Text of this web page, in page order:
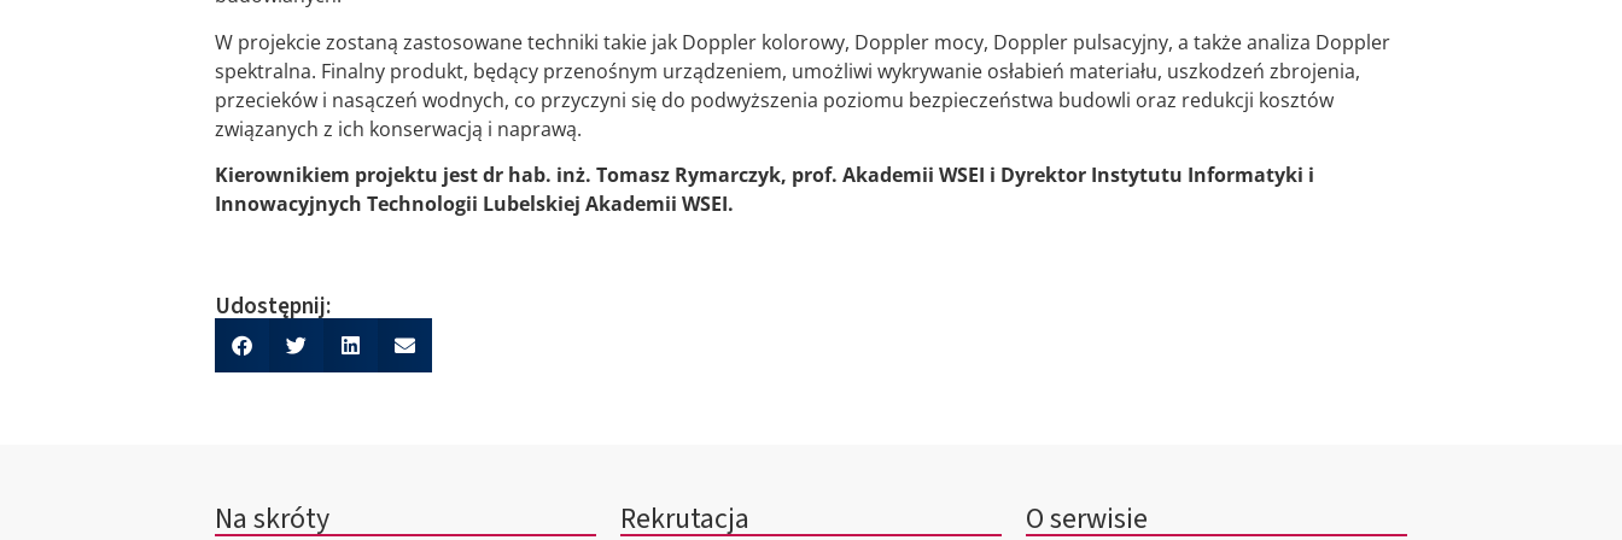
W projekcie zostaną zastosowane techniki takie jak Doppler kolorowy, Doppler mocy, Doppler pulsacyjny, a także analiza Doppler
spektralna. Finalny produkt, będący przenośnym urządzeniem, umożliwi wykrywanie osłabień materiału, uszkodzeń zbrojenia,
przecieków i nasączeń wodnych, co przyczyni się do podwyższenia poziomu bezpieczeństwa budowli oraz redukcji kosztów
związanych z ich konserwacją i naprawą.
Kierownikiem projektu jest dr hab. inż. Tomasz Rymarczyk, prof. Akademii WSEI i Dyrektor Instytutu Informatyki i
Innowacyjnych Technologii Lubelskiej Akademii WSEI.
Udostępnij:
Na skróty Rekrutacja O serwisie